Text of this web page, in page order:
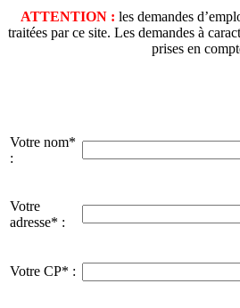
ATTENTION : les demandes
traitées par ce site. Les demandes à
prises en
Votre nom*
:
Votre
adresse* :
Votre CP* :